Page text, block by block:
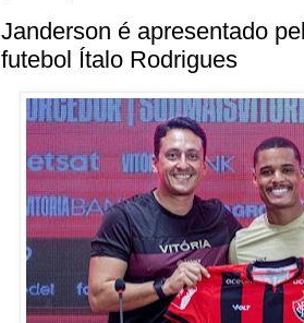
Janderson é apresentado
futebol Ítalo Rodrigues